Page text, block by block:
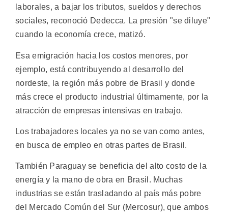
laborales, a bajar los tributos, sueldos y derechos
sociales, reconoció Dedecca. La presión "se diluye"
cuando la economía crece, matizó.
Esa emigración hacia los costos menores, por
ejemplo, está contribuyendo al desarrollo del
nordeste, la región más pobre de Brasil y donde
más crece el producto industrial últimamente, por la
atracción de empresas intensivas en trabajo.
Los trabajadores locales ya no se van como antes,
en busca de empleo en otras partes de Brasil.
También Paraguay se beneficia del alto costo de la
energía y la mano de obra en Brasil. Muchas
industrias se están trasladando al país más pobre
del Mercado Común del Sur (Mercosur), que ambos